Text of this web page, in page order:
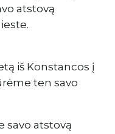
atstovą
iš Konstancos į
ten savo
savo atstovą